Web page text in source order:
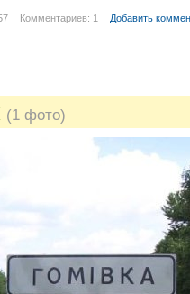
Комментариев: 1 Добавить
(1 фото)